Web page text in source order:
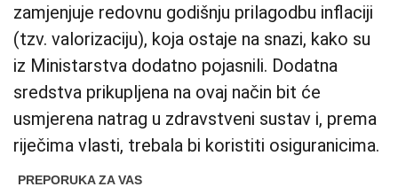
zamjenjuje redovnu godišnju prilagodbu inflaciji
(tzv. valorizaciju), koja ostaje na snazi, kako su
iz Ministarstva dodatno pojasnili. Dodatna
sredstva prikupljena na ovaj način bit će
usmjerena natrag u zdravstveni sustav i, prema
riječima vlasti, trebala bi koristiti osiguranicima.